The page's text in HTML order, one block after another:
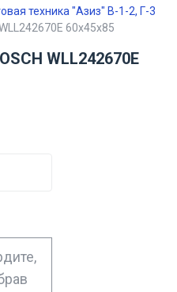
техника "Азиз" В-1-2, Г-3
60х45х85
WLL242670E